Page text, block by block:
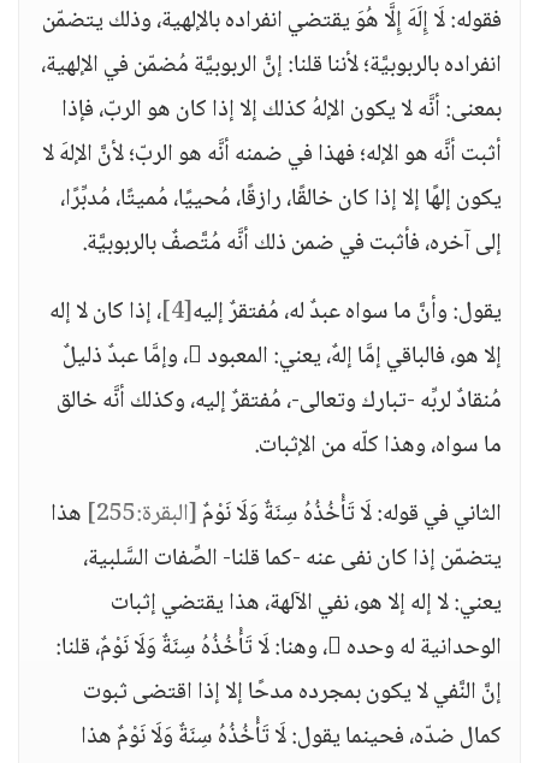
فقوله: لَا إِلَهَ إِلَّا هُوَ يقتضي انفراده بالإلهية، وذلك يتضمّن
انفراده بالربوبيَّة؛ لأننا قلنا: إنَّ الربوبيَّة مُضمّن في الإلهية،
بمعنى: أنَّه لا يكون الإلهُ كذلك إلا إذا كان هو الربّ، فإذا
أثبت أنَّه هو الإله؛ فهذا في ضمنه أنَّه هو الربّ؛ لأنَّ الإلهَ لا
يكون إلهًا إلا إذا كان خالقًا، رازقًا، مُحييًا، مُميتًا، مُدبِّرًا،
إلى آخره، فأثبت في ضمن ذلك أنَّه مُتَّصفٌ بالربوبيَّة.
يقول: وأنَّ ما سواه عبدٌ له، مُفتقرٌ إليه[4] ، إذا كان لا إله
إلا هو، فالباقي إمَّا إلهٌ، يعني: المعبود ، وإمَّا عبدٌ ذليلٌ
مُنقادٌ لربِّه -تبارك وتعالى-، مُفتقرٌ إليه، وكذلك أنَّه خالق
ما سواه، وهذا كلّه من الإثبات.
الثاني في قوله: لَا تَأْخُذُهُ سِنَةٌ وَلَا نَوْمٌ[البقرة:255]
هذا
يتضمّن إذا كان نفى عنه -كما قلنا- الصِّفات السَّلبية،
يعني: لا إله إلا هو، نفي الآلهة، هذا يقتضي إثبات
الوحدانية له وحده ، وهنا: لَا تَأْخُذُهُ سِنَةٌ وَلَا نَوْمٌ، قلنا:
إنَّ النَّفي لا يكون بمجرده مدحًا إلا إذا اقتضى ثبوت
كمال ضدّه، فحينما يقول: لَا تَأْخُذُهُ سِنَةٌ وَلَا نَوْمٌ هذا